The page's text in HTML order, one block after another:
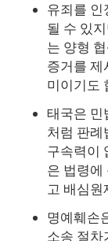
유죄를 인
될 수 있
는 양형
증거를 제
미이기도
태국은 민
처럼 판례
구속력이
은 법령에
고 배심원
명예훼손
소송 절차